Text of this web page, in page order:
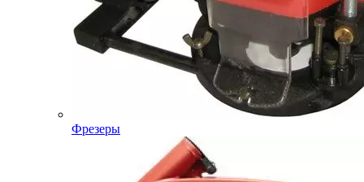
Фрезеры